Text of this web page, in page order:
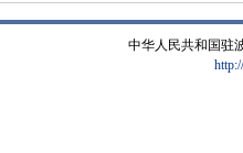
中华人民共和国驻